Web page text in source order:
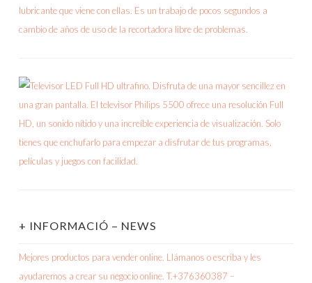
+ INFORMACIÓ – NEWS
Mejores productos para vender online. Llámanos o escriba y les
ayudaremos a crear su negocio online. T.+376360387 –